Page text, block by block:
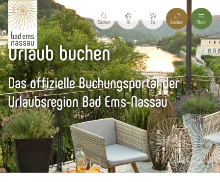
Suchen Nl En Buchen Menü
© Hotel Bad Emser Hof
Urlaub buchen
Das offizielle Buchungsportal der
Urlaubsregion Bad Ems-Nassau